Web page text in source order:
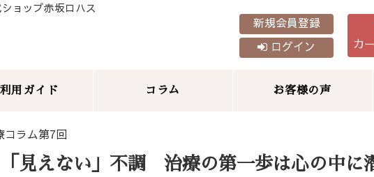
ョップ赤坂ロハス
新規会員登録
ログイン
カ
用ガイド コラム お客様の声
コラム第7回
見えない」不調 治療の第一歩は心の中に